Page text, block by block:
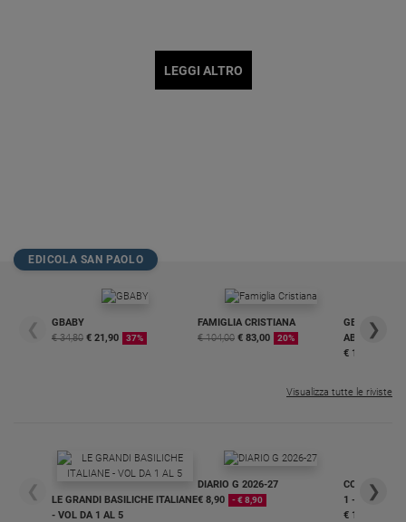
LEGGI ALTRO
EDICOLA SAN PAOLO
❮
GBABY
€ 34,80 € 21,90 37%
FAMIGLIA CRISTIANA
€ 104,00 € 83,00 20%
GBABY
€ 16,99
❯
Visualizza tutte le riviste
❮
LE GRANDI BASILICHE ITALIANE
- VOL DA 1 AL 5
DIARIO G 2026-27
€ 8,90
- € 8,90
COLLANA
1 - 2
€ 18,50
❯